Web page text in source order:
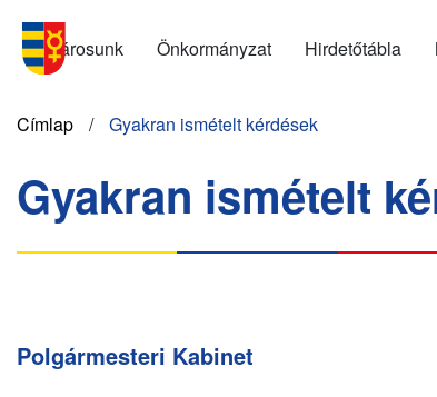
tartalomra
Menu
SK
Városunk Önkormányzat Hirdetőtábla
Morzsa
Címlap Gyakran ismételt kérdések
Gyakran ismételt
Polgármesteri Kabinet